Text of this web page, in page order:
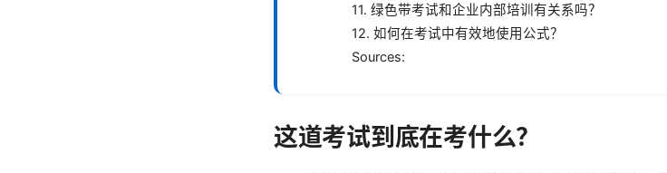
11. 绿色带考试和企业内部培训有关系吗？
12. 如何在考试中有效地使用公式？
Sources:
这道考试到底在考什么？